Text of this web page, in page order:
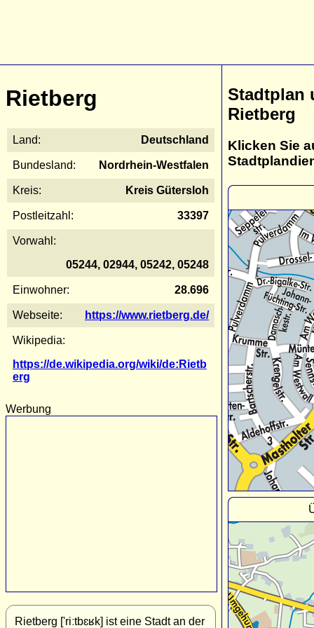
Rietberg
Land: Deutschland
Bundesland: Nordrhein-Westfalen
Kreis: Kreis Gütersloh
Postleitzahl: 33397
Vorwahl:
05244, 02944, 05242, 05248
Einwohner: 28.696
Webseite: https://www.rietberg.de/
Wikipedia:
https://de.wikipedia.org/wiki/de:Rietb
erg
Werbung
Rietberg ['riːtbɛʁk] ist eine Stadt an der
Stadtplan
Rietberg
Klicken Sie